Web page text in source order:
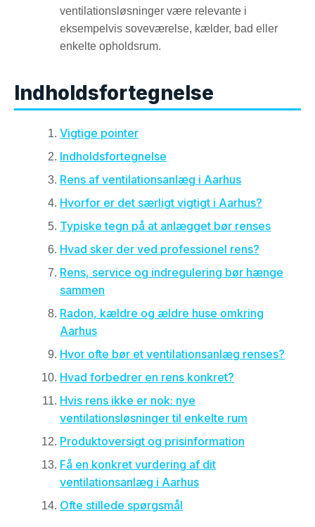
ventilationsløsninger være relevante i
eksempelvis soveværelse, kælder, bad eller
enkelte opholdsrum.
Indholdsfortegnelse
Vigtige pointer
Indholdsfortegnelse
Rens af ventilationsanlæg i Aarhus
Hvorfor er det særligt vigtigt i Aarhus?
Typiske tegn på at anlægget bør renses
Hvad sker der ved professionel rens?
Rens, service og indregulering bør hænge
sammen
Radon, kældre og ældre huse omkring
Aarhus
Hvor ofte bør et ventilationsanlæg renses?
Hvad forbedrer en rens konkret?
Hvis rens ikke er nok: nye
ventilationsløsninger til enkelte rum
Produktoversigt og prisinformation
Få en konkret vurdering af dit
ventilationsanlæg i Aarhus
Ofte stillede spørgsmål